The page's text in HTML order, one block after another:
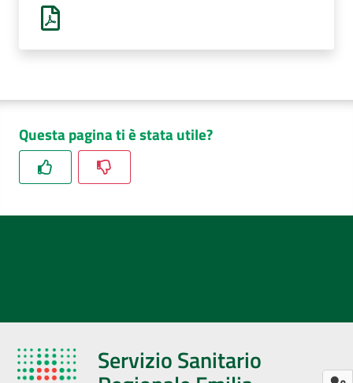
Questa pagina ti è stata utile?
Servizio Sanitario